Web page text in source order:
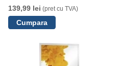
139,99 lei (pret cu TVA)